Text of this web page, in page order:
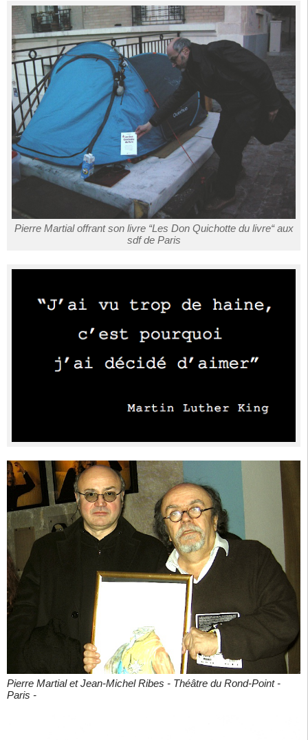
Pierre Martial offrant son livre “Les Don Quichotte du livre“ aux
sdf de Paris
Pierre Martial et Jean-Michel Ribes - Théâtre du Rond-Point -
Paris -